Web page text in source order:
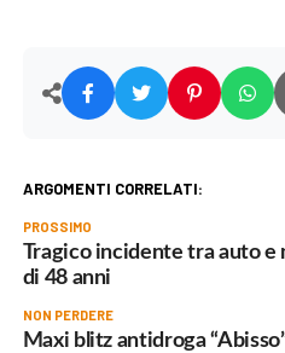
ARGOMENTI CORRELATI:
PROSSIMO
Tragico incidente tra auto
di 48 anni
NON PERDERE
Maxi blitz antidroga